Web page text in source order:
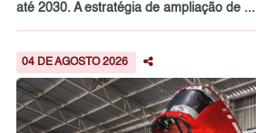
até 2030. A estratégia de ampliação de ...
04 DE AGOSTO 2026